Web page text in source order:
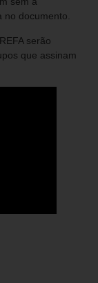
no documento.
serão
que assinam